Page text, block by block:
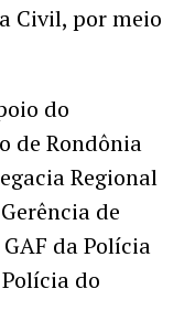
Civil, por meio
do
de Rondônia
Regional
de
da Polícia
do